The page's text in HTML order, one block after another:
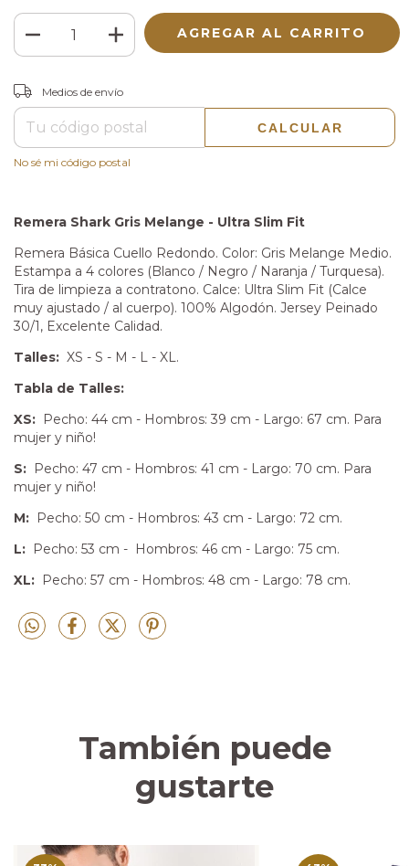
Entregas para el CP:
Medios de envío
CALCULAR
No sé mi código postal
Remera Shark Gris Melange - Ultra Slim Fit
Remera Básica Cuello Redondo. Color: Gris Melange Medio.
Estampa a 4 colores (Blanco / Negro / Naranja / Turquesa).
Tira de limpieza a contratono. Calce: Ultra Slim Fit (Calce
muy ajustado / al cuerpo). 100% Algodón. Jersey Peinado
30/1, Excelente Calidad.
Talles: XS - S - M - L - XL.
Tabla de Talles:
XS: Pecho: 44 cm - Hombros: 39 cm - Largo: 67 cm. Para
mujer y niño!
S: Pecho: 47 cm - Hombros: 41 cm - Largo: 70 cm. Para
mujer y niño!
M: Pecho: 50 cm - Hombros: 43 cm - Largo: 72 cm.
L: Pecho: 53 cm - Hombros: 46 cm - Largo: 75 cm.
XL: Pecho: 57 cm - Hombros: 48 cm - Largo: 78 cm.
También puede
gustarte